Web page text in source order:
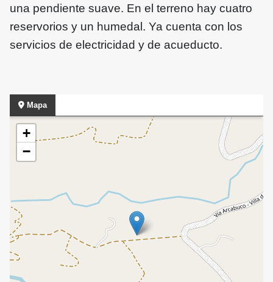
una pendiente suave. En el terreno hay cuatro
reservorios y un humedal. Ya cuenta con los
servicios de electricidad y de acueducto.
Mapa
+
−